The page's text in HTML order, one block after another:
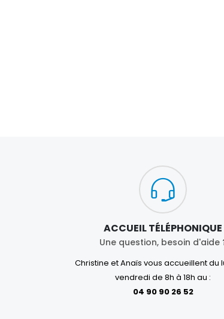
ACCUEIL TÉLÉPHONIQUE
Une question, besoin d'aide
Christine et Anaïs vous accueillent du
vendredi de 8h à 18h au :
04 90 90 26 52